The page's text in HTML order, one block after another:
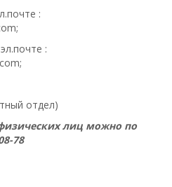
:
;
:
;
отдел)
лиц можно по
78